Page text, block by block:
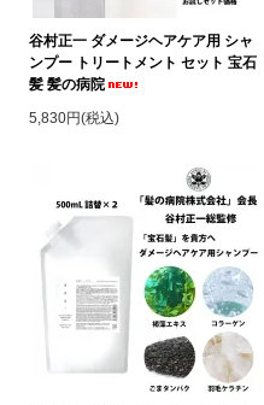
谷村正一 ダメージヘアケア用 シャ
ンプー トリートメント セット 宝石
髪 髪の病院
5,830円(税込)